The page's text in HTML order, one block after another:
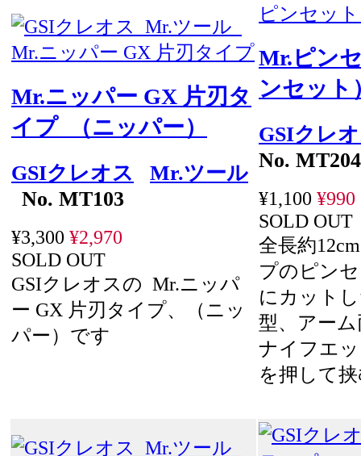
Mr.ニッパー GX 片刃タ
イプ （ニッパー）
GSIクレオス
Mr.ツール
No. MT103
¥3,300 ¥2,970
SOLD OUT
GSIクレオスの Mr.ニッパ
ー GX 片刃タイプ、（ニッ
パー）です
Mr.ピン
ンセット
GSIクレ
No. MT204
¥1,100 ¥990
SOLD OUT
全長約
プのピン
にカット
型、アー
ナイフエ
を押して